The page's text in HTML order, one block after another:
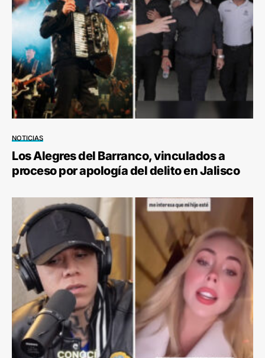
NOTICIAS
Los Alegres del Barranco, vinculados a
proceso por apología del delito en Jalisco